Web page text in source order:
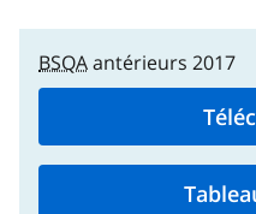
BSQAantérieurs 2017